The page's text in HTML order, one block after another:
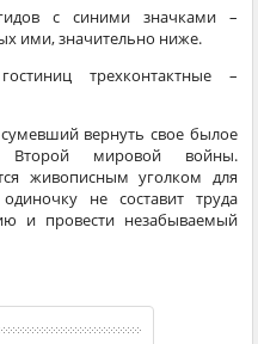
с синими значками –
ими, значительно ниже.
трехконтактные –
вернуть свое былое
Второй мировой войны.
живописным уголком для
не составит труда
и провести незабываемый